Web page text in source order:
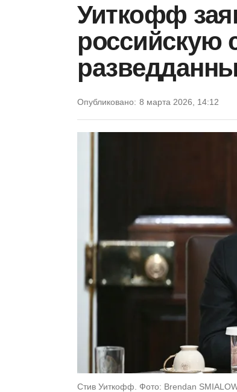
Уиткофф
российскую
Опубликовано: 8 марта 2026, 14:12
Стив Уиткофф. Фото: Brendan